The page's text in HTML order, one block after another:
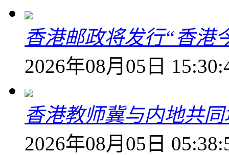
香港邮政将发行“香港
2026年08月05日
香港教师冀与内地共
2026年08月05日